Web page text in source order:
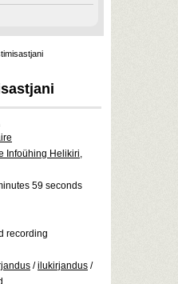
Infoühing Helikiri,
59 seconds
recording
/ilukirjandus /